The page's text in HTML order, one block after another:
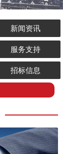
新闻资讯
服务支持
招标信息